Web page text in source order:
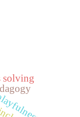
solving